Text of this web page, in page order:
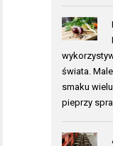
świata.
smaku
pieprzy